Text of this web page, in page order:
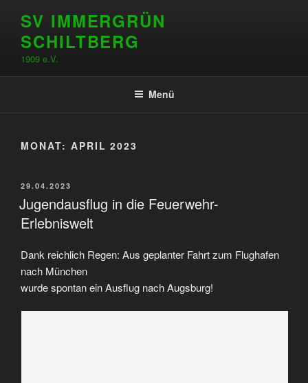
Inhalt
springen
SV IMMERGRÜN
SCHILTBERG
1909 e.V.
Menü
MONAT: APRIL 2023
VERÖFFENTLICHT
AM
29.04.2023
Jugendausflug in die Feuerwehr-
Erlebniswelt
Dank reichlich Regen: Aus geplanter Fahrt zum Flughafen
nach München
wurde spontan ein Ausflug nach Augsburg!